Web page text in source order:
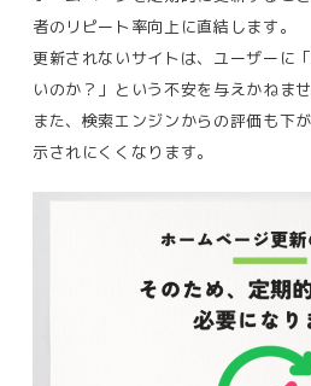
者のリピート率向上に直結します。
更新されないサイトは、ユーザーに
いのか？」という不安を与えかねませ
また、検索エンジンからの評価も下
示されにくくなります​。